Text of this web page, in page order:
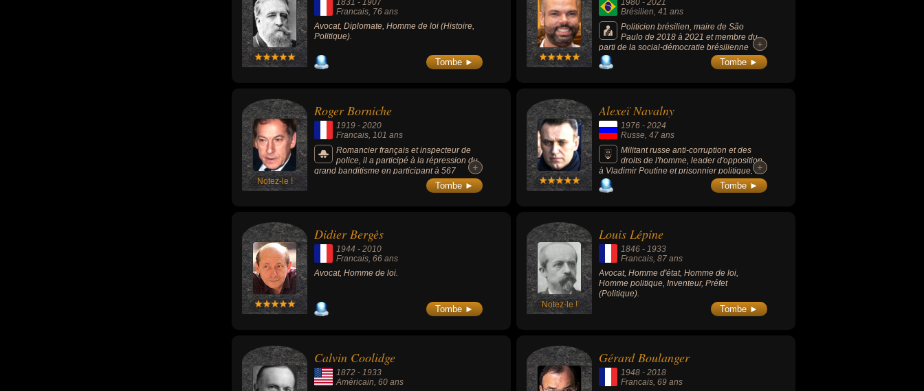
son évolution politique spectaculaire,
passant du statut de critique féroce de
Donald Trump en 2016 à celui de conseiller
de confiance et de défenseur acharné de
dans la confirmation très contestée du juge
conservateur Brett Kavanaugh à la Cour
présidente de Libera.
Francais , 76 ans
Avocat, Diplomate, Homme de loi (Histoire,
Politique).
Tombe ►
Brésilien , 41 ans
Politicien brésilien, maire de São
Paulo de 2018 à 2021 et membre du
parti de la social-démocratie brésilienne
(PSDB).
+
+
Tombe ►
Notez-le !
Roger Borniche
1919 - 2020
Francais , 101 ans
Romancier français et inspecteur de
police, il a participé à la répression du
grand banditisme en participant à 567
arrestations. Il a publié 28 livres dont certains
+
+
Tombe ►
Alexeï Navalny
1976 -2024
Russe , 47 ans
Militant russe anti-corruption et des
droits de l'homme, leader d'opposition
à Vladimir Poutine et prisonnier politique, il
est reconnu par Amnesty International
comme prisonnier d'opinion et reçoit le prix
+
+
Tombe ►
Didier Bergès
1944 - 2010
Francais, 66 ans
Avocat, Homme de loi.
Tombe ► Notez-le !
Louis Lépine
1846 -1933
Francais, 87 ans
Avocat, Homme d'état, Homme de loi,
Homme politique, Inventeur, Préfet
(Politique).
Tombe ►
Calvin Coolidge
1872 - 1933
Américain, 60 ans
Gérard Boulanger
1948 -2018
Francais, 69 ans